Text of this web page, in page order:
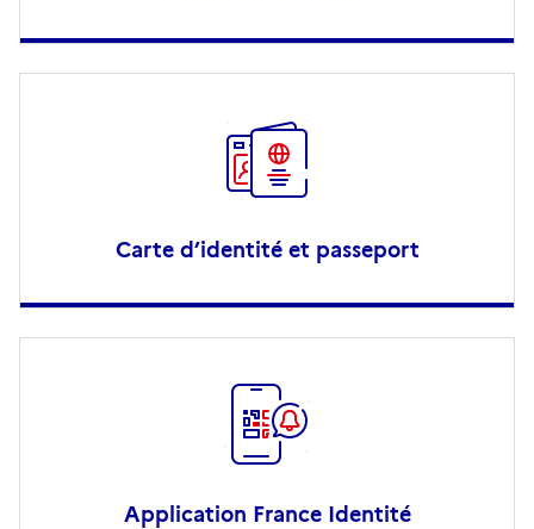
Carte d’identité et passeport
Application France Identité